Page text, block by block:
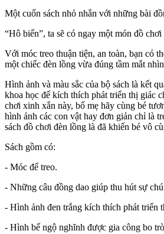
Một cuốn sách nhỏ nhắn với những bài
“Hô biến”, ta sẽ có ngay một món đồ
Với móc treo thuận tiện, an toàn, bạn có
một chiếc đèn lồng vừa đúng tầm mắt
Hình ảnh và màu sắc của bộ sách là kết
khoa học để kích thích phát triển thị giác
chơi xinh xắn này, bố mẹ hãy cùng bé
hình ảnh các con vật hay đơn giản chỉ là
sách đồ chơi đèn lồng là đã khiến bé vô
Sách gồm có:
- Móc để treo.
- Những câu đồng dao giúp thu hút sự
- Hình ảnh đen trắng kích thích phát triển
- Hình bế ngộ nghĩnh được gia công bo